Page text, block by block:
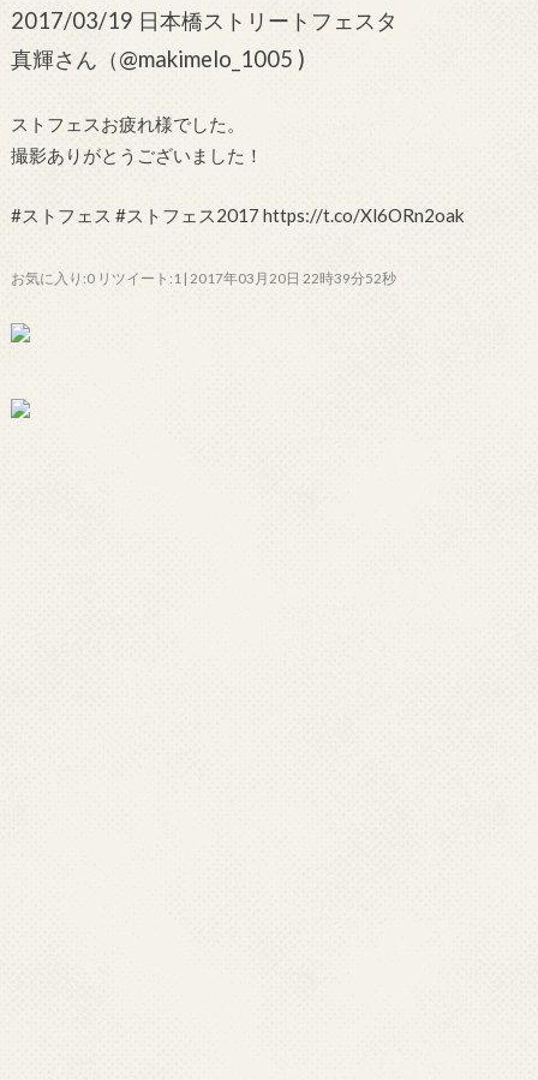
2017/03/19 日本橋ストリートフェスタ
真輝さん（@makimelo_1005 )
ストフェスお疲れ様でした。
撮影ありがとうございました！
#ストフェス #ストフェス2017 https://t.co/Xl6ORn2oak
お気に入り:0 リツイート:1 | 2017年03月20日 22時39分52秒